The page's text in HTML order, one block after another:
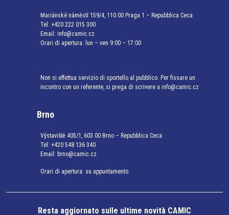
Mariánské náměstí 159/4, 110 00 Praga 1 – Repubblica Ceca
Tel: +420 222 015 300
Email: info@camic.cz
Orari di apertura: lun – ven 9:00 – 17:00
Non si effettua servizio di sportello al pubblico. Per fissare un
incontro con un referente, si prega di scrivere a info@camic.cz
Brno
Výstaviště 405/1, 603 00 Brno – Repubblica Ceca
Tel: +420 548 136 340
Email: brno@camic.cz
Orari di apertura: su appuntamento
Resta aggiornato sulle ultime novità CAMIC